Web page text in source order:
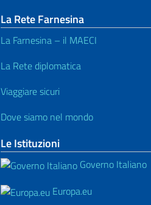
La Rete Farnesina
La Farnesina – il MAECI
La Rete diplomatica
Viaggiare sicuri
Dove siamo nel mondo
Le Istituzioni
Governo Italiano
Europa.eu